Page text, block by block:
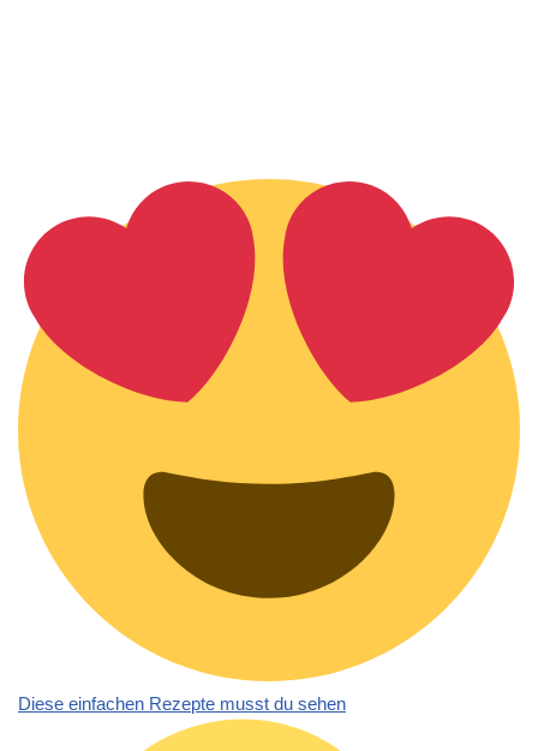
Diese einfachen Rezepte musst du sehen